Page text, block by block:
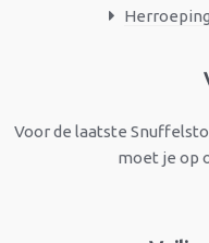
Voor de laatste
moet je op